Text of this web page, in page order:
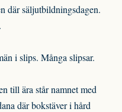
där säljutbildningsdagen.
i slips. Många slipsar.
till ära står namnet med
där bokstäver i hård